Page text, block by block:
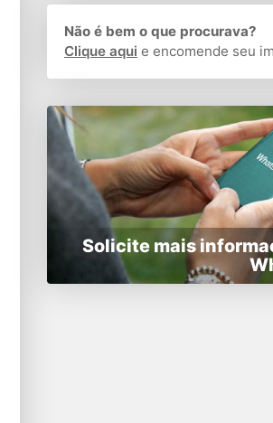
Não é bem o que procurava?
Clique aqui e encomende seu
Solicite mais